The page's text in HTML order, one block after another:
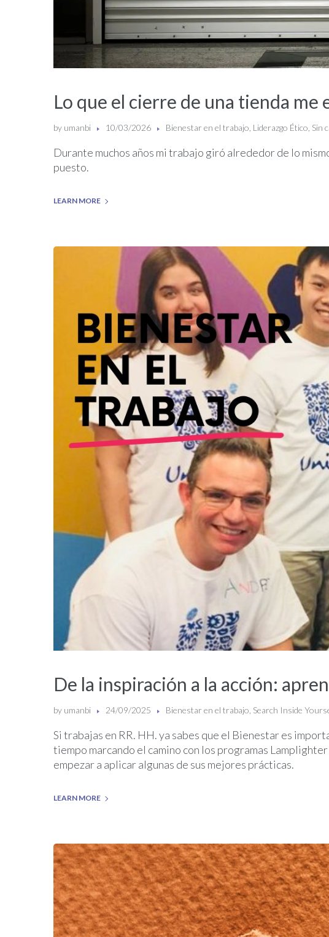
Lo que el cierre de una tienda
by umanbi 10/03/2026 Bienestar en el trabajo Liderazgo Ético Sin
Durante muchos años mi trabajo giró alrededor de lo
puesto.
LEARN MORE
De la inspiración a la acción:
by umanbi 24/09/2025 Bienestar en el trabajo Search Inside
Si trabajas en RR. HH. ya sabes que el Bienestar es
tiempo marcando el camino con los programas
empezar a aplicar algunas de sus mejores prácticas.
LEARN MORE